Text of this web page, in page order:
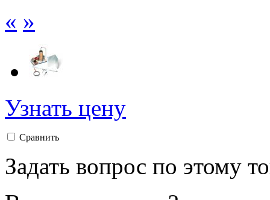
« »
Узнать цену
Сравнить
Задать вопрос по этому